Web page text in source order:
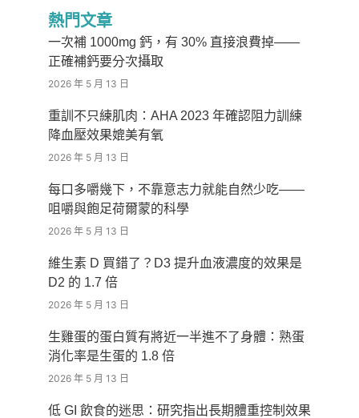
熱門文章
一次補 1000mg 鈣，有 30% 直接浪費掉——
正確補鈣要分次攝取
2026 年 5 月 13 日
重訓不只練肌肉：AHA 2023 年確認阻力訓練
降血壓效果媲美有氧
2026 年 5 月 13 日
每口多嚼幾下，不靠意志力就能自然少吃——
咀嚼與飽足荷爾蒙的科學
2026 年 5 月 13 日
維生素 D 買錯了？D3 提升血液濃度的效果是
D2 的 1.7 倍
2026 年 5 月 13 日
生雞蛋的蛋白質有將近一半進不了身體：熟蛋
消化率是生蛋的 1.8 倍
2026 年 5 月 13 日
低 GI 飲食的迷思：研究指出長期體重控制效果